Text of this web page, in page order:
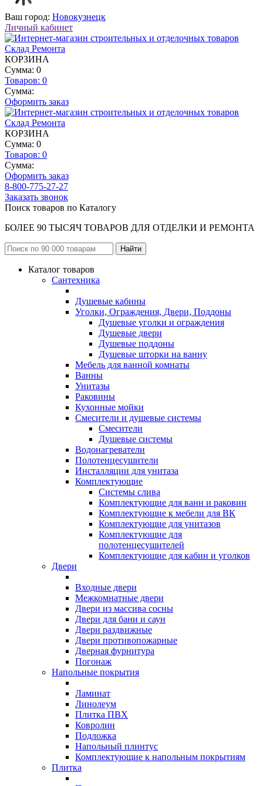
Ваш город: Новокузнецк
Личный кабинет
КОРЗИНА
Сумма: 0
Товаров: 0
Сумма:
Оформить заказ
КОРЗИНА
Сумма: 0
Товаров: 0
Сумма:
Оформить заказ
8-800-775-27-27
Заказать звонок
Поиск товаров по Каталогу
БОЛЕЕ 90 ТЫСЯЧ ТОВАРОВ ДЛЯ ОТДЕЛКИ И РЕМОНТА
Каталог товаров
Сантехника
Душевые кабины
Уголки, Ограждения, Двери, Поддоны
Душевые уголки и ограждения
Душевые двери
Душевые поддоны
Душевые шторки на ванну
Мебель для ванной комнаты
Ванны
Унитазы
Раковины
Кухонные мойки
Смесители и душевые системы
Смесители
Душевые системы
Водонагреватели
Полотенцесушители
Инсталляции для унитаза
Комплектующие
Системы слива
Комплектующие для ванн и раковин
Комплектующие к мебели для ВК
Комплектующие для унитазов
Комплектующие для
полотенцесушителей
Комплектующие для кабин и уголков
Двери
Входные двери
Межкомнатные двери
Двери из массива сосны
Двери для бани и саун
Двери раздвижные
Двери противопожарные
Дверная фурнитура
Погонаж
Напольные покрытия
Ламинат
Линолеум
Плитка ПВХ
Ковролин
Подложка
Напольный плинтус
Комплектующие к напольным покрытиям
Плитка